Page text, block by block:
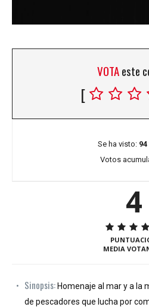
VOTAeste
[
Se ha visto: 94
Votos
4
MEDIA
Sinopsis:Homenaje al mar y a la
de pescadores que lucha por